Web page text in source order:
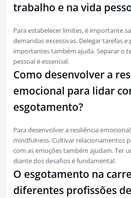
trabalho e na vida
Para estabelecer limites, é importante
demandas excessivas. Delegar tarefas
importantes também ajuda. Separar o
pessoal é essencial.
Como desenvolver a
emocional para lidar
esgotamento?
Para desenvolver a resiliência
mindfulness. Cultivar relacionamentos
com as emoções também ajudam. Ter
diante dos desafios é fundamental.
O esgotamento na
diferentes profissões